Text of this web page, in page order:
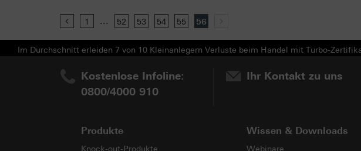
Previous
1 ... 52 53 54 55 56
Im Durchschnitt erleiden 7 von 10 Kleinanlegern Verluste beim Handel mit Turbo-
Kostenlose Infoline:
0800/4000 910
Ihr Kontakt zu uns
Produkte
Knock-out-Produkte
Wissen & Downloads
Webinare